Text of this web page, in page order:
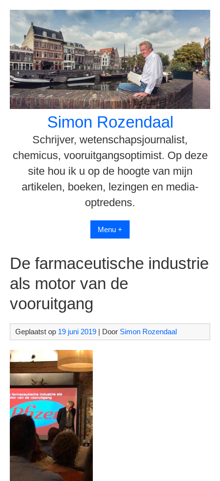
inhoud
Simon Rozendaal
Schrijver, wetenschapsjournalist,
chemicus, vooruitgangsoptimist. Op deze
site hou ik u op de hoogte van mijn
artikelen, boeken, lezingen en media-
optredens.
Menu +
De farmaceutische industrie
als motor van de
vooruitgang
Geplaatst op 19 juni 2019 | Door Simon Rozendaal